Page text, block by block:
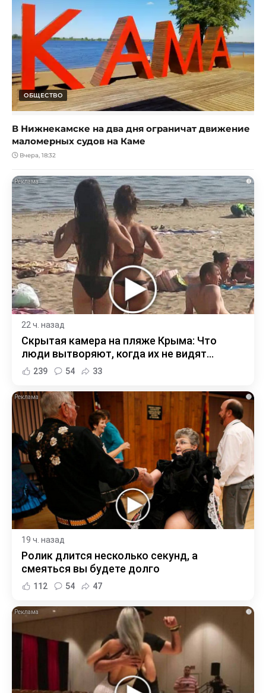
ОБЩЕСТВО
В Нижнекамске на два дня ограничат движение
маломерных судов на Каме
Вчера, 18:32
i
22 ч. назад
Скрытая камера на пляже Крыма: Что
люди вытворяют, когда их не видят...
239 54 33
i
19 ч. назад
Ролик длится несколько секунд, а
смеяться вы будете долго
112 54 47
i